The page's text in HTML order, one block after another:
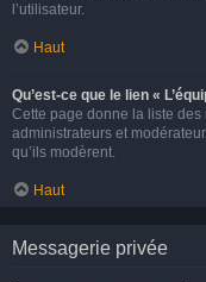
l’utilisateur.
Haut
Qu’est-ce que le lien «
Cette page donne la liste des
administrateurs et
qu’ils modèrent.
Haut
Messagerie privée